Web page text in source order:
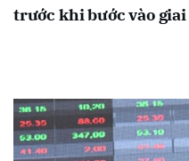
trước khi bước vào